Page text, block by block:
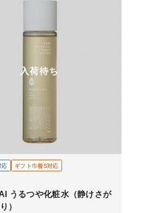
入荷待ち
応 ギフト巾着S対応
うるつや化粧水（静けさが
）